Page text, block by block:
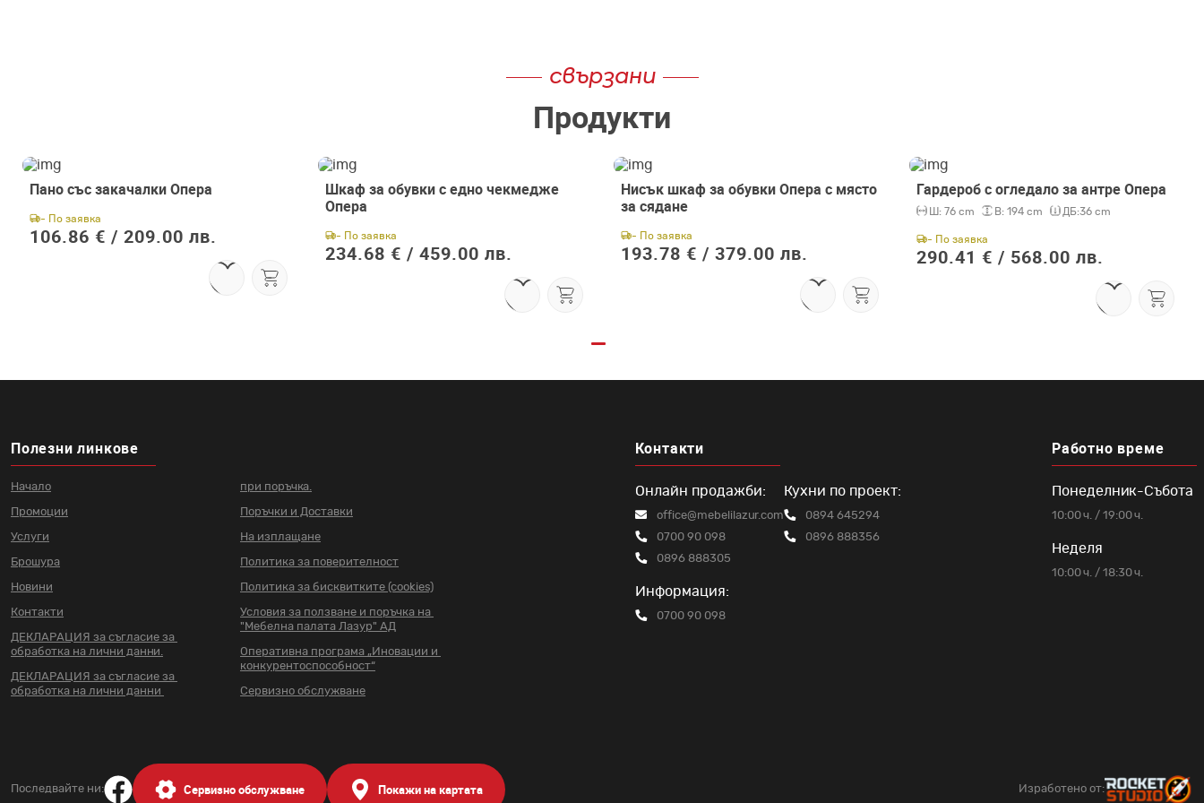
свързани
Продукти
Пано със закачалки Опера
- По заявка
106.86 € / 209.00 лв.
Шкаф за обувки с едно чекмедже
Опера
- По заявка
234.68 € / 459.00 лв.
Нисък шкаф за обувки Опера с място
за сядане
- По заявка
193.78 € / 379.00 лв.
Гардероб с огледало за антре Опера
Ш: 76 cm В: 194 cm ДБ:36 cm
- По заявка
290.41 € / 568.00 лв.
Полезни линкове
Начало
Промоции
Услуги
Брошура
Новини
Контакти
ДЕКЛАРАЦИЯ за съгласие за
обработка на лични данни.
ДЕКЛАРАЦИЯ за съгласие за
обработка на лични данни
при поръчка.
Поръчки и Доставки
На изплащане
Политика за поверителност
Политика за бисквитките (cookies)
Условия за ползване и поръчка на
"Мебелна палата Лазур" АД
Оперативна програма „Иновации и
конкурентоспособност“
Сервизно обслужване
Контакти
Онлайн продажби:
office@mebelilazur.com
0700 90 098
0896 888305
Информация:
0700 90 098
Кухни по проект:
0894 645294
0896 888356
Работно време
Понеделник-Събота
10:00 ч. / 19:00 ч.
Неделя
10:00 ч. / 18:30 ч.
Последвайте ни: Сервизно обслужване Покажи на картата Изработено от: